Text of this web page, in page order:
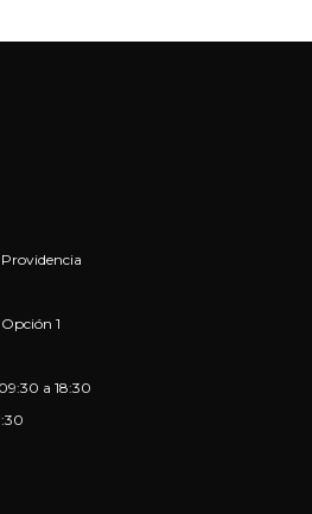
1
a 18:30